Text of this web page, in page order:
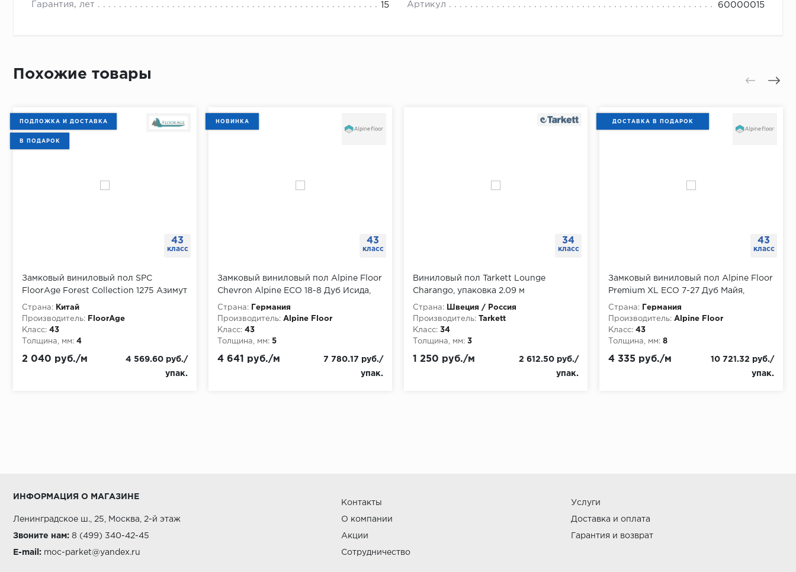
Гарантия, лет 15 Артикул 60000015
Похожие товары
43
класс
ПОДЛОЖКА И ДОСТАВКА
В ПОДАРОК
Замковый виниловый пол SPC
FloorAge Forest Collection 1275 Азимут
1220х184х4 мм, упаковка 2.24 м
Страна:
Китай
Производитель:
FloorAge
Класс: 43
Толщина, мм: 4
2 040 руб./м
4 569.60 руб./
упак.
43
класс
НОВИНКА
Замковый виниловый пол Alpine Floor
Chevron Alpine ECO 18-8 Дуб Исида,
упаковка 1.6764 м
Страна:
Германия
Производитель: Alpine Floor
Класс: 43
Толщина, мм: 5
4 641 руб./м
7 780.17 руб./
упак.
34
класс
Виниловый пол Tarkett Lounge
Charango, упаковка 2.09 м
Страна:
Швеция / Россия
Производитель:
Tarkett
Класс: 34
Толщина, мм: 3
1 250 руб./м
2 612.50 руб./
упак.
43
класс
ДОСТАВКА В ПОДАРОК
Замковый виниловый пол Alpine Floor
Premium XL ECO 7-27 Дуб Майя,
упаковка 2.4732 мм
Страна:
Германия
Производитель: Alpine Floor
Класс: 43
Толщина, мм: 8
4 335 руб./м
10 721.32 руб./
упак.
ИНФОРМАЦИЯ О МАГАЗИНЕ
Ленинградское ш., 25, Москва, 2-й этаж
Звоните нам: 8 (499) 340-42-45
E-mail: moc-parket@yandex.ru
Контакты
О компании
Акции
Сотрудничество
Услуги
Доставка и оплата
Гарантия и возврат